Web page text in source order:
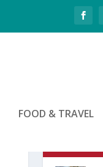
FOOD & TRAVEL